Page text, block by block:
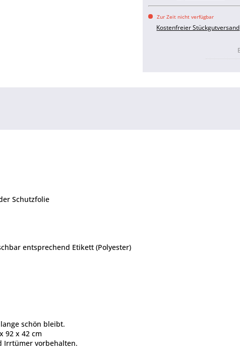
Zur Zeit nicht verfügbar
Kostenfreier Stückgutversand
Schutzfolie
entsprechend Etikett (Polyester)
schön bleibt.
92 x 42 cm
Irrtümer vorbehalten.